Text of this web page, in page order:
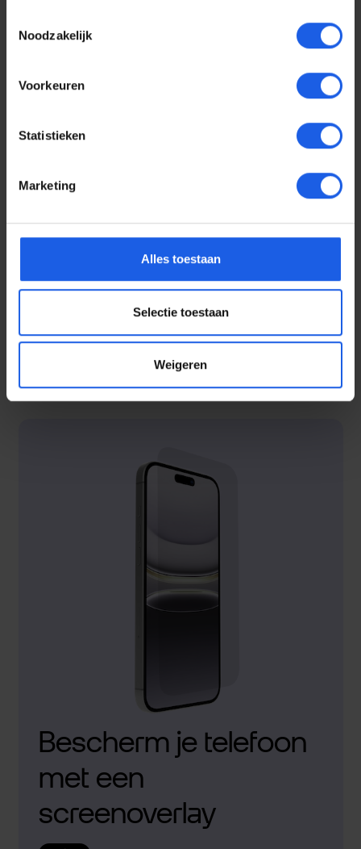
Noodzakelijk
Voorkeuren
Statistieken
Marketing
Alles toestaan
Selectie toestaan
Weigeren
Voor elke telefoon een
oortje
Bescherm je telefoon
met een
screenoverlay